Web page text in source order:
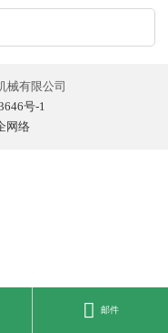
械有限公司
号-1
网络
 邮件